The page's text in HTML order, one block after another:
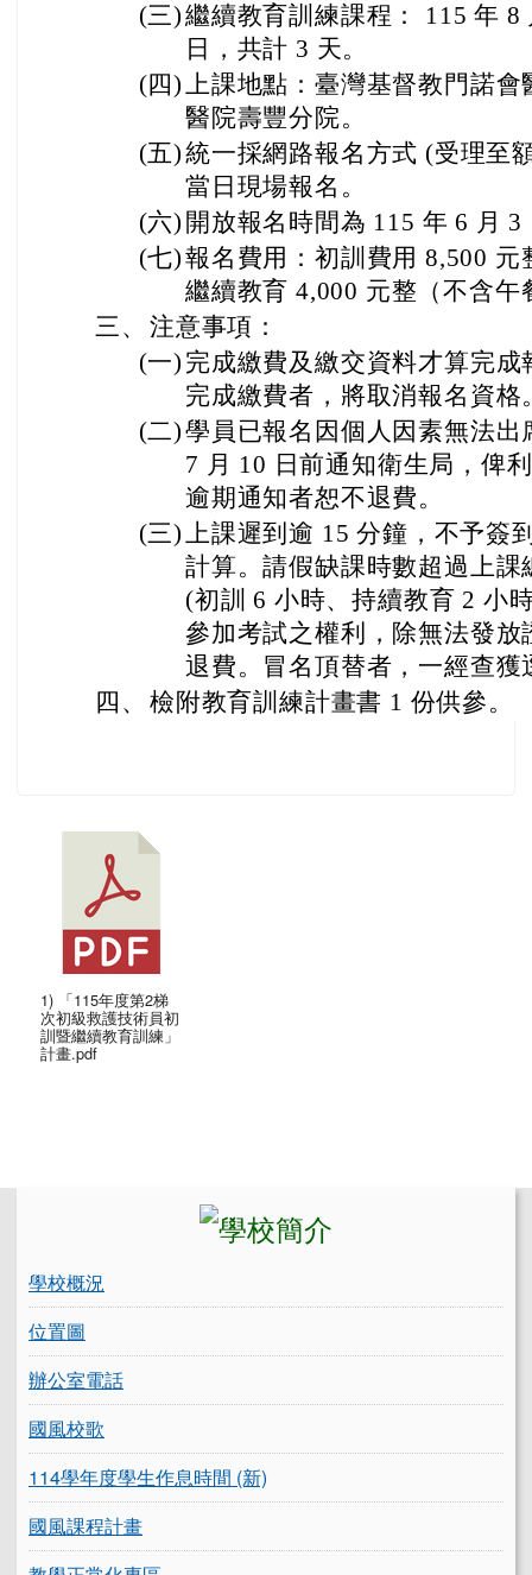
(三)繼續教育訓練課程： 115 年 8
日，共計 3 天。
(四)上課地點：臺灣基督教門諾會
醫院壽豐分院。
(五)統一採網路報名方式 (受理至
當日現場報名。
(六) 開放報名時間為 115 年 6 月
(七)報名費用：初訓費用 8,500 元
繼續教育 4,000 元整（不含午
三、 注意事項：
(一) 完成繳費及繳交資料才算完成
完成繳費者，將取消報名資格
(二)學員已報名因個人因素無法出
7 月 10 日前通知衛生局，俾
逾期通知者恕不退費。
(三)上課遲到逾 15 分鐘，不予簽
計算。請假缺課時數超過上課
(初訓 6 小時、持續教育 2 小
參加考試之權利，除無法發放
退費。冒名頂替者，一經查獲
四、 檢附教育訓練計畫書 1 份供參。
1) 「115年度第2梯
次初級救護技術員初
訓暨繼續教育訓練」
計畫.pdf
學校概況
位置圖
辦公室電話
國風校歌
114學年度學生作息時間 (新)
國風課程計畫